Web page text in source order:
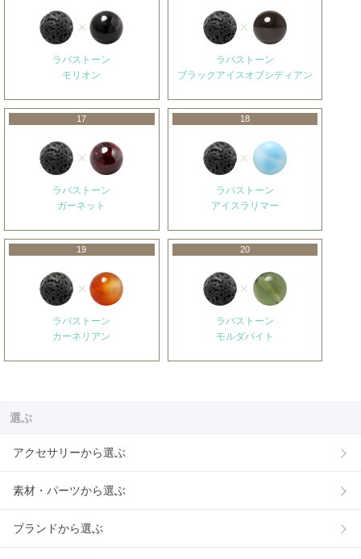
ラバストーン
モリオン
ラバストーン
ブラックアイスオブシディアン
17
ラバストーン
ガーネット
18
ラバストーン
アイスラリマー
19
ラバストーン
カーネリアン
20
ラバストーン
モルダバイト
選ぶ
アクセサリーから選ぶ
素材・パーツから選ぶ
ブランドから選ぶ